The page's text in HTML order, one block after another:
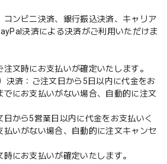
ンビニ決済、銀行振込決済、キャリア
決済による決済がご利用いただけま
文時にお支払いが確定いたします。
決済：ご注文日から5日以内に代金をお
でにお支払いがない場合、自動的に注文
から5営業日以内に代金をお支払いく
払いがない場合、自動的に注文キャンセ
にお支払いが確定いたします。